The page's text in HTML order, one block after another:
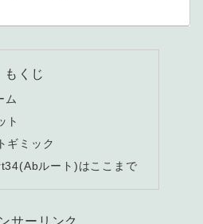
もくじ
ム
ト
ギミック
ルート)はここまで
サーリンク